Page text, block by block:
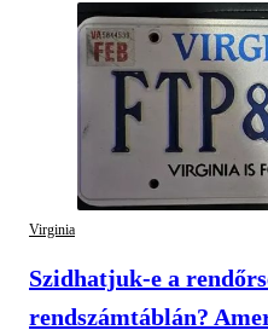
Virginia
Szidhatjuk-e a
rendszámtáblán?